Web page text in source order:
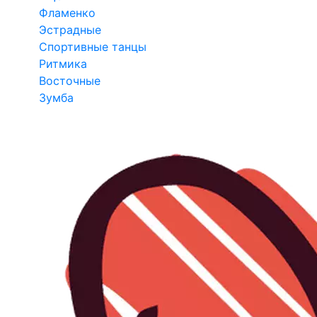
Фламенко
Эстрадные
Спортивные танцы
Ритмика
Восточные
Зумба